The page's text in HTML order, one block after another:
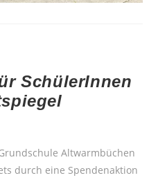
SchülerInnen
Altwarmbüchen
durch eine Spendenaktion